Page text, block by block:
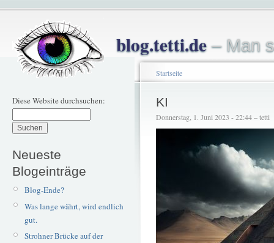
blog.tetti.de– Man
Diese Website durchsuchen:
Neueste
Blogeinträge
Blog-Ende?
Was lange währt, wird endlich
gut.
Strohner Brücke auf der
Startseite
KI
Donnerstag, 1. Juni 2023 - 22:44 – tetti